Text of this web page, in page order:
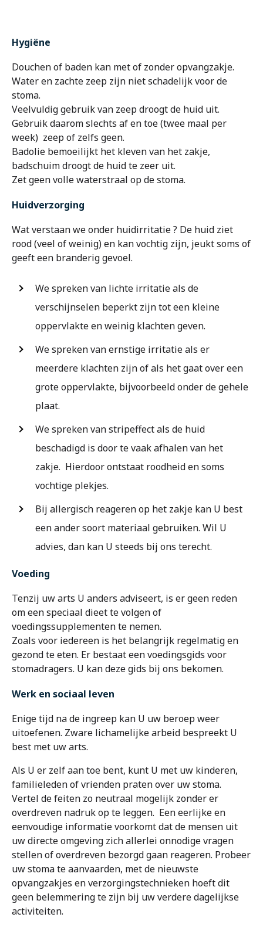
Hygiëne
Douchen of baden kan met of zonder opvangzakje.
Water en zachte zeep zijn niet schadelijk voor de
stoma.
Veelvuldig gebruik van zeep droogt de huid uit.
Gebruik daarom slechts af en toe (twee maal per
week) zeep of zelfs geen.
Badolie bemoeilijkt het kleven van het zakje,
badschuim droogt de huid te zeer uit.
Zet geen volle waterstraal op de stoma.
Huidverzorging
Wat verstaan we onder huidirritatie ? De huid ziet
rood (veel of weinig) en kan vochtig zijn, jeukt soms of
geeft een branderig gevoel.
We spreken van lichte irritatie als de
verschijnselen beperkt zijn tot een kleine
oppervlakte en weinig klachten geven.
We spreken van ernstige irritatie als er
meerdere klachten zijn of als het gaat over een
grote oppervlakte, bijvoorbeeld onder de gehele
plaat.
We spreken van stripeffect als de huid
beschadigd is door te vaak afhalen van het
zakje. Hierdoor ontstaat roodheid en soms
vochtige plekjes.
Bij allergisch reageren op het zakje kan U best
een ander soort materiaal gebruiken. Wil U
advies, dan kan U steeds bij ons terecht.
Voeding
Tenzij uw arts U anders adviseert, is er geen reden
om een speciaal dieet te volgen of
voedingssupplementen te nemen.
Zoals voor iedereen is het belangrijk regelmatig en
gezond te eten. Er bestaat een voedingsgids voor
stomadragers. U kan deze gids bij ons bekomen.
Werk en sociaal leven
Enige tijd na de ingreep kan U uw beroep weer
uitoefenen. Zware lichamelijke arbeid bespreekt U
best met uw arts.
Als U er zelf aan toe bent, kunt U met uw kinderen,
familieleden of vrienden praten over uw stoma.
Vertel de feiten zo neutraal mogelijk zonder er
overdreven nadruk op te leggen. Een eerlijke en
eenvoudige informatie voorkomt dat de mensen uit
uw directe omgeving zich allerlei onnodige vragen
stellen of overdreven bezorgd gaan reageren. Probeer
uw stoma te aanvaarden, met de nieuwste
opvangzakjes en verzorgingstechnieken hoeft dit
geen belemmering te zijn bij uw verdere dagelijkse
activiteiten.